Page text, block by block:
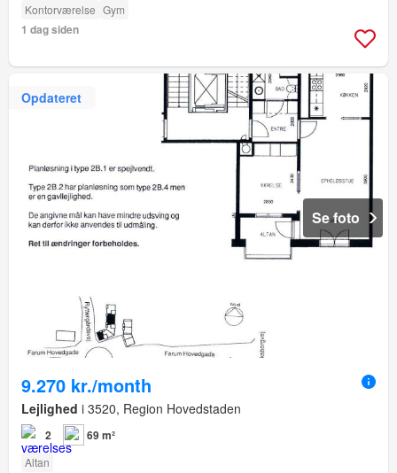
Kontorværelse Gym
1 dag siden
Opdateret
Se foto
9.270 kr./month
Lejlighed i 3520, Region Hovedstaden
2 69 m²
Altan